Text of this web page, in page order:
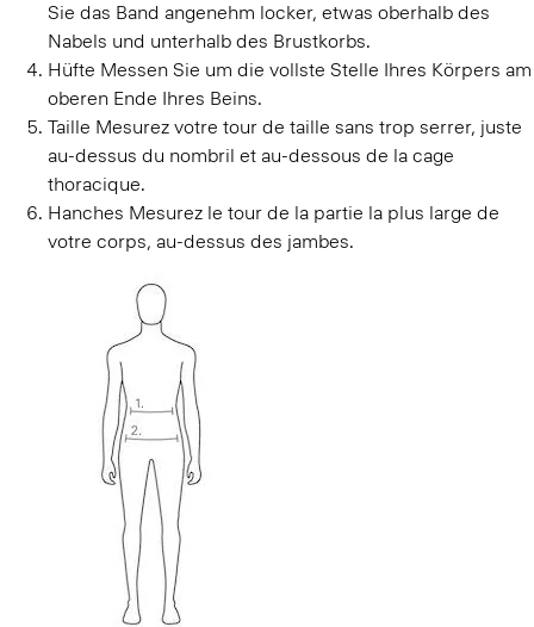
Sie das Band angenehm locker, etwas oberhalb des
Nabels und unterhalb des Brustkorbs.
Hüfte Messen Sie um die vollste Stelle Ihres Körpers am
oberen Ende Ihres Beins.
Taille Mesurez votre tour de taille sans trop serrer, juste
au-dessus du nombril et au-dessous de la cage
thoracique.
Hanches Mesurez le tour de la partie la plus large de
votre corps, au-dessus des jambes.